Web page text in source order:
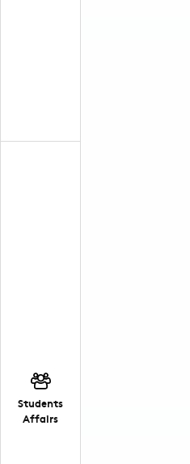
Students
Affairs